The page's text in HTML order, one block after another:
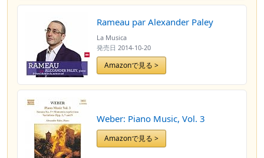
Rameau par Alexander Paley
La Musica
発売日 2014-10-20
Amazonで見る >
Weber: Piano Music, Vol. 3
Amazonで見る >